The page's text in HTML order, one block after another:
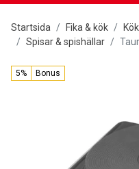
Startsida Fika & kök
Spisar & spishällar
5% Bonus